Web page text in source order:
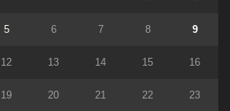
5 6 7 8 9
12 13 14 15 16
19 20 21 22 23